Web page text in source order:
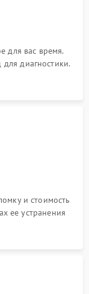
для вас время.
диагностики.
и стоимость
ее устранения